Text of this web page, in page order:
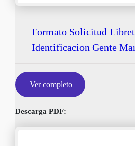
Formato Solicitud
Identificacion Gente
Ver completo
Descarga PDF: